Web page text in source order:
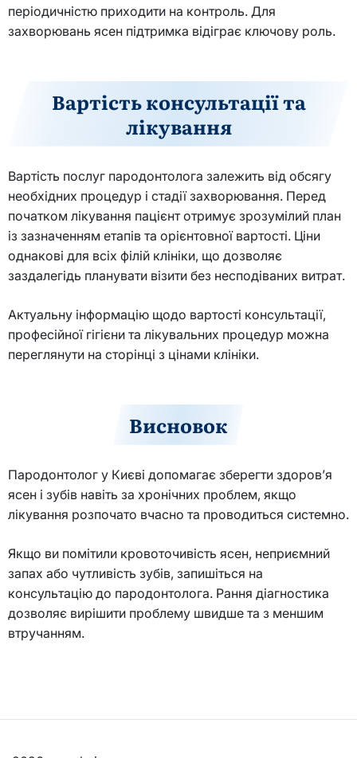
періодичністю приходити на контроль. Для
захворювань ясен підтримка відіграє ключову роль.
Вартість консультації та
лікування
Вартість послуг пародонтолога залежить від обсягу
необхідних процедур і стадії захворювання. Перед
початком лікування пацієнт отримує зрозумілий план
із зазначенням етапів та орієнтовної вартості. Ціни
однакові для всіх філій клініки, що дозволяє
заздалегідь планувати візити без несподіваних витрат.
Актуальну інформацію щодо вартості консультації,
професійної гігієни та лікувальних процедур можна
переглянути на сторінці з цінами клініки.
Висновок
Пародонтолог у Києві допомагає зберегти здоров’я
ясен і зубів навіть за хронічних проблем, якщо
лікування розпочато вчасно та проводиться системно.
Якщо ви помітили кровоточивість ясен, неприємний
запах або чутливість зубів, запишіться на
консультацію до пародонтолога. Рання діагностика
дозволяє вирішити проблему швидше та з меншим
втручанням.